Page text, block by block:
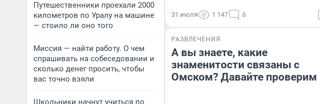
Путешественники проехали 2000
километров по Уралу на машине
— стоило ли оно того
Миссия — найти работу. О чем
спрашивать на собеседовании и
сколько денег просить, чтобы
вас точно взяли
Школьники начнут учиться по
31 июля 1 147 6
РАЗВЛЕЧЕНИЯ
А вы знаете, какие
знаменитости связаны с
Омском? Давайте проверим